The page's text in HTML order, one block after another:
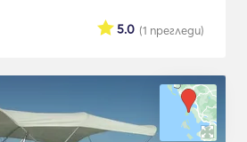
(1 прегледи)
5.0